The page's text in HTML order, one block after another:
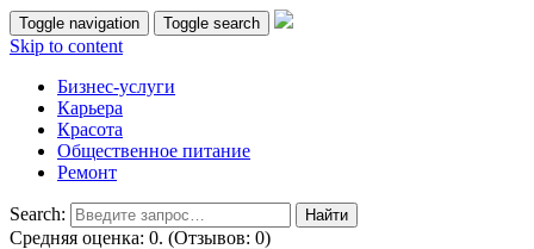
Toggle navigation Toggle search
Skip to content
Бизнес-услуги
Карьера
Красота
Общественное питание
Ремонт
Search:
Средняя оценка: 0. (Отзывов: 0)